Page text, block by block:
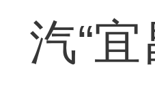
汽“